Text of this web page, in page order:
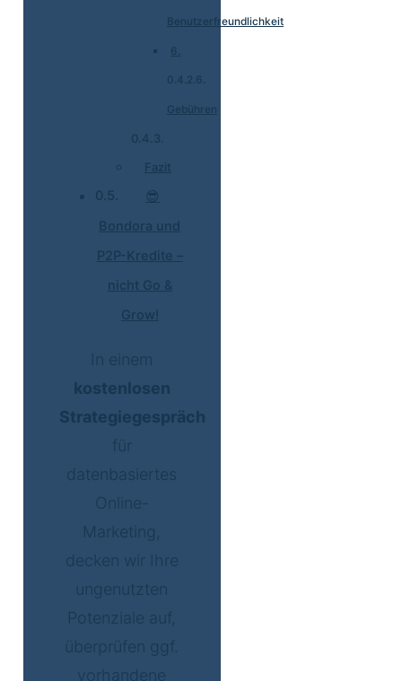
Benutzerfreundlichkeit
6.
Gebühren
Fazit
😎
Bondora und
P2P-Kredite –
nicht Go &
Grow!
In einem
kostenlosen
Strategiegespräch
für
datenbasiertes
Online-
Marketing,
decken wir Ihre
ungenutzten
Potenziale auf,
überprüfen ggf.
vorhandene